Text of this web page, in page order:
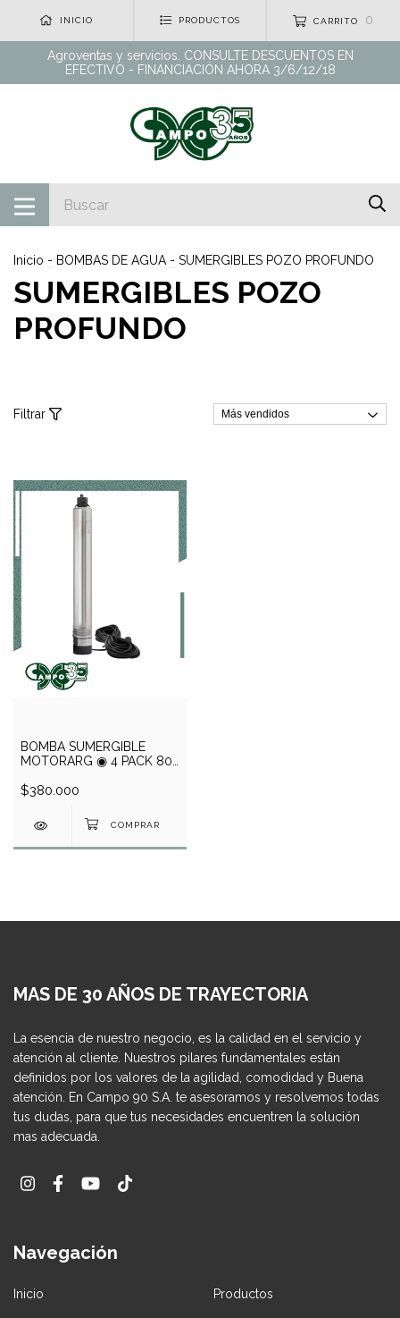
INICIO PRODUCTOS CARRITO 0
Agroventas y servicios. CONSULTE DESCUENTOS EN
EFECTIVO - FINANCIACIÓN AHORA 3/6/12/18
Inicio - BOMBAS DE AGUA - SUMERGIBLES POZO PROFUNDO
SUMERGIBLES POZO
PROFUNDO
Filtrar
BOMBA SUMERGIBLE
MOTORARG ◉ 4 PACK 80
$380.000
MAS DE 30 AÑOS DE TRAYECTORIA
La esencia de nuestro negocio, es la calidad en el servicio y
atención al cliente. Nuestros pilares fundamentales están
definidos por los valores de la agilidad, comodidad y Buena
atención. En Campo 90 S.A. te asesoramos y resolvemos todas
tus dudas, para que tus necesidades encuentren la solución
mas adecuada.
Navegación
Inicio Productos